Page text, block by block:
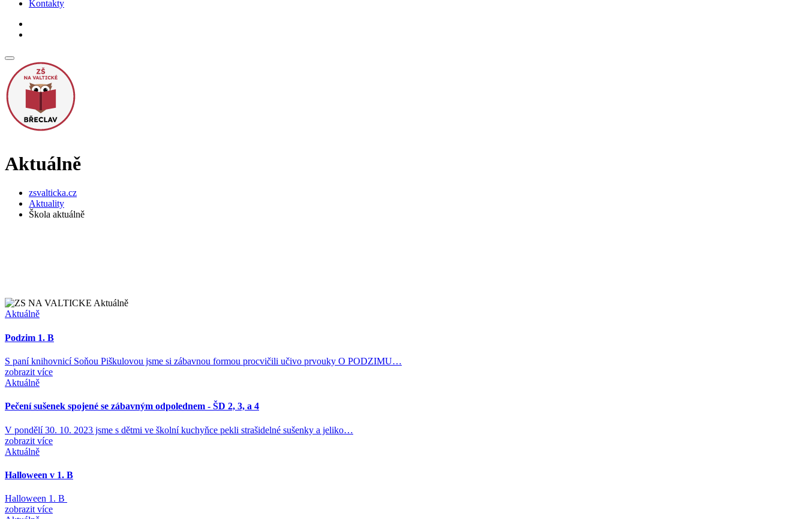
Kontakty
Aktuálně
zsvalticka.cz
Aktuality
Škola aktuálně
Aktuálně
Podzim 1. B
S paní knihovnicí Soňou Piškulovou jsme si zábavnou formou procvičili učivo prvouky O PODZIMU…
zobrazit více
Aktuálně
Pečení sušenek spojené se zábavným odpolednem - ŠD 2, 3, a 4
V pondělí 30. 10. 2023 jsme s dětmi ve školní kuchyňce pekli strašidelné sušenky a jeliko…
zobrazit více
Aktuálně
Halloween v 1. B
Halloween 1. B
zobrazit více